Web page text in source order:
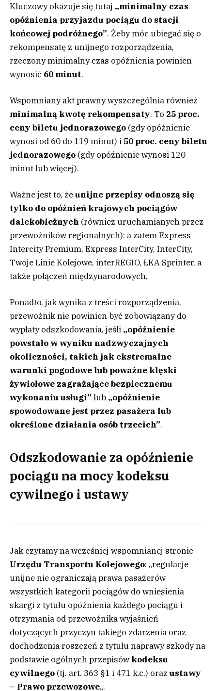
Kluczowy okazuje się tutaj „minimalny czas
opóźnienia przyjazdu pociągu do stacji
końcowej podróżnego”. Żeby móc ubiegać się o
rekompensatę z unijnego rozporządzenia,
rzeczony minimalny czas opóźnienia powinien
wynosić 60 minut.
Wspomniany akt prawny wyszczególnia również
minimalną kwotę rekompensaty. To 25 proc.
ceny biletu jednorazowego (gdy opóźnienie
wynosi od 60 do 119 minut) i 50 proc. ceny biletu
jednorazowego (gdy opóźnienie wynosi 120
minut lub więcej).
Ważne jest to, żeunijne przepisy odnoszą się
tylko do opóźnień krajowych pociągów
dalekobieżnych (również uruchamianych przez
przewoźników regionalnych): a zatem Express
Intercity Premium, Express InterCity, InterCity,
Twoje Linie Kolejowe, interREGIO, ŁKA Sprinter, a
także połączeń międzynarodowych.
Ponadto, jak wynika z treści rozporządzenia,
przewoźnik nie powinien być zobowiązany do
wypłaty odszkodowania, jeśli „opóźnienie
powstało w wyniku nadzwyczajnych
okoliczności, takich jak ekstremalne
warunki pogodowe lub poważne klęski
żywiołowe zagrażające bezpiecznemu
wykonaniu usługi” lub „opóźnienie
spowodowane jest przez pasażera lub
określone działania osób trzecich”.
Odszkodowanie za opóźnienie
pociągu na mocy kodeksu
cywilnego i ustawy
Jak czytamy na wcześniej wspomnianej stronie
Urzędu Transportu Kolejowego: „regulacje
unijne nie ograniczają prawa pasażerów
wszystkich kategorii pociągów do wniesienia
skargi z tytułu opóźnienia każdego pociągu i
otrzymania od przewoźnika wyjaśnień
dotyczących przyczyn takiego zdarzenia oraz
dochodzenia roszczeń z tytułu naprawy szkody na
podstawie ogólnych przepisów kodeksu
cywilnego (tj. art. 363 §1 i 471 k.c.) oraz ustawy
– Prawo przewozowe„.